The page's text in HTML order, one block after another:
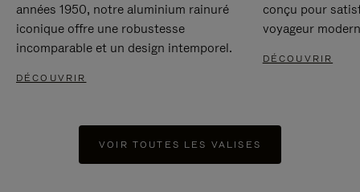
années 1950, notre aluminium rainuré
iconique offre une robustesse
incomparable et un design intemporel.
DÉCOUVRIR
conçu pour
voyageur
DÉCOUVRIR
VOIR TOUTES LES VALISES